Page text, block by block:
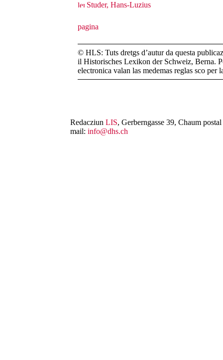
Studer, Hans-Luzius
© HLS: Tuts dretgs d’autur da questa
il Historisches Lexikon der Schweiz, Berna.
electronica valan las medemas reglas sco per
Redacziun LIS, Gerberngasse 39, Chaum
mail: info@dhs.ch